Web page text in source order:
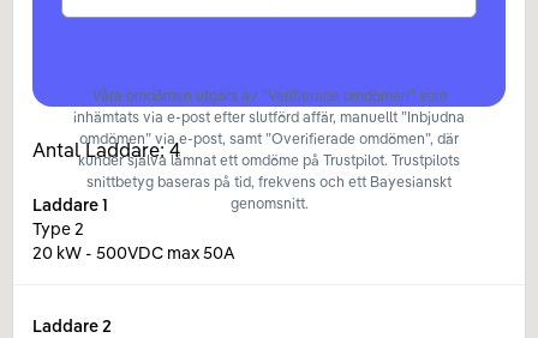
Våra omdömen utgörs av ”Verifierade omdömen” som
inhämtats via e-post efter slutförd affär, manuellt ”Inbjudna
omdömen” via e-post, samt ”Overifierade omdömen”, där
kunder själva lämnat ett omdöme på Trustpilot. Trustpilots
snittbetyg baseras på tid, frekvens och ett Bayesianskt
genomsnitt.
Antal Laddare:4
Laddare1
Type 2
20 kW - 500VDC max 50A
Laddare2